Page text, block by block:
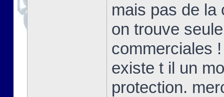
mais pas de la
on trouve
commerciales !
existe t il un
protection.